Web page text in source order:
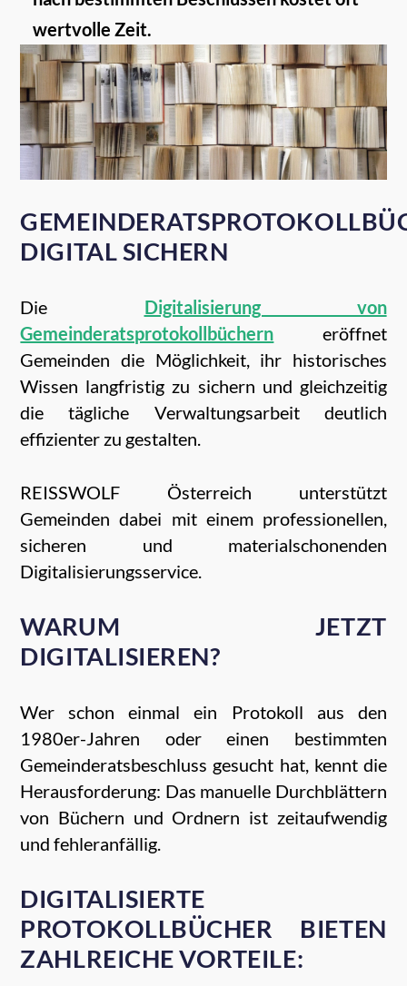
wertvolle Zeit.
DIGITAL SICHERN
Die Digitalisierung von
Gemeinderatsprotokollbüchern eröffnet
Gemeinden die Möglichkeit, ihr historisches
Wissen langfristig zu sichern und gleichzeitig
die tägliche Verwaltungsarbeit deutlich
effizienter zu gestalten.
REISSWOLF Österreich unterstützt
Gemeinden dabei mit einem professionellen,
sicheren und materialschonenden
Digitalisierungsservice.
WARUM JETZT
DIGITALISIEREN?
Wer schon einmal ein Protokoll aus den
1980er-Jahren oder einen bestimmten
Gemeinderatsbeschluss gesucht hat, kennt die
Herausforderung: Das manuelle Durchblättern
von Büchern und Ordnern ist zeitaufwendig
und fehleranfällig.
DIGITALISIERTE
PROTOKOLLBÜCHER BIETEN
ZAHLREICHE VORTEILE: